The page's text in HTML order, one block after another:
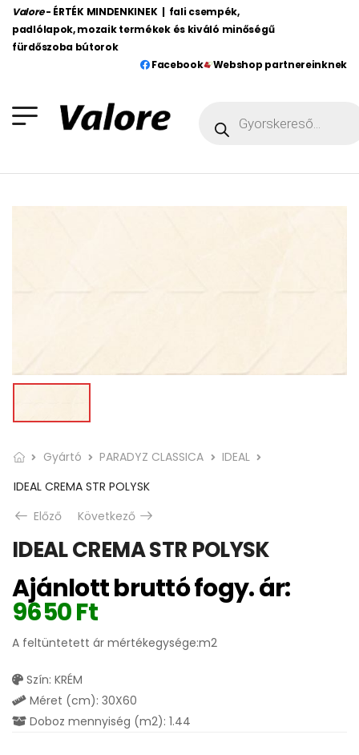
Valore - ÉRTÉK MINDENKINEK | fali csempék,
padlólapok, mozaik termékek és kiváló minőségű
fürdőszoba bútorok
Facebook
Webshop partnereinknek
Gyártó PARADYZ CLASSICA
IDEAL
IDEAL CREMA STR POLYSK
Előző
Következő
IDEAL CREMA STR POLYSK
Ajánlott bruttó fogy. ár:
9650Ft
A feltüntetett ár mértékegysége:m2
Szín: KRÉM
Méret (cm): 30X60
Doboz mennyiség (m2): 1.44